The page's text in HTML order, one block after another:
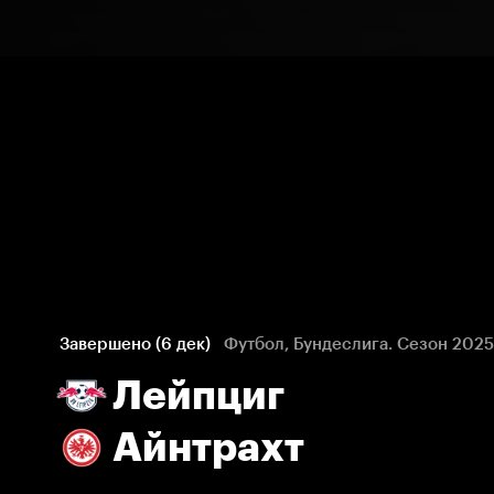
Завершено (6 дек) Футбол, Бундеслига. Сезон
Лейпциг
Айнтрахт